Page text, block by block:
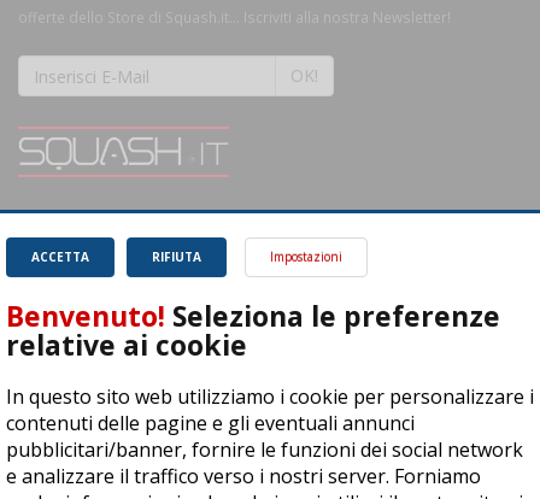
offerte dello Store di Squash.it... Iscriviti alla nostra Newsletter!
OK!
SQUASH.it: Il punto di riferimento quotidiano per tutti gli amanti di questo
magnifico sport.
Leggi
RIFIUTA
ACCETTA Impostazioni
Benvenuto! Seleziona le preferenze
relative ai cookie
In questo sito web utilizziamo i cookie per personalizzare i
contenuti delle pagine e gli eventuali annunci
pubblicitari/banner, fornire le funzioni dei social network
e analizzare il traffico verso i nostri server. Forniamo
ASD Let's Sport - Via T. Olivelli 3, 25014 Castenedolo (BS) - P. Iva:
04278030988
© Copyright 2015 | All Rights Reserved - Powered byDynDevice